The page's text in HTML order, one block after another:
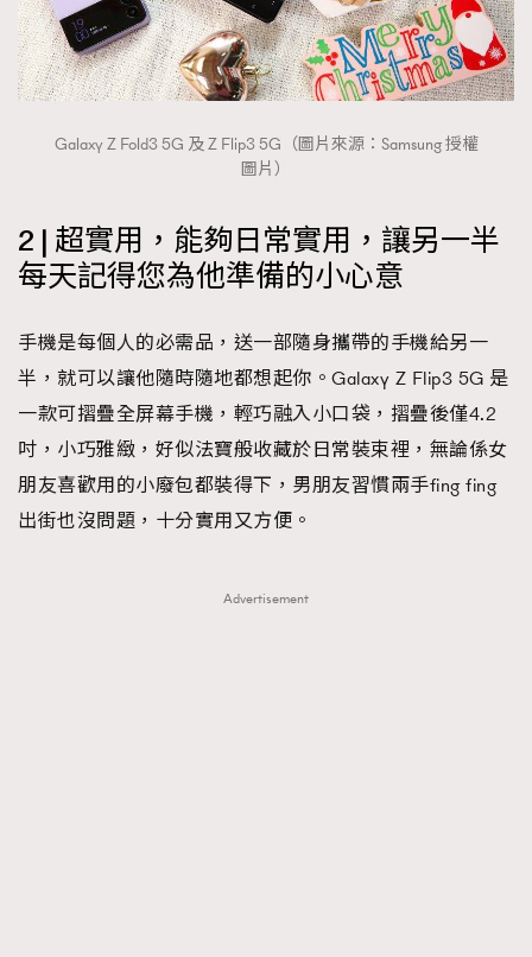
Galaxy Z Fold3 5G 及 Z Flip3 5G（圖片來源：Samsung 授權
圖片）
2 | 超實用，能夠日常實用，讓另一半
每天記得您為他準備的小心意
手機是每個人的必需品，送一部隨身攜帶的手機給另一
半，就可以讓他隨時隨地都想起你。Galaxy Z Flip3 5G 是
一款可摺疊全屏幕手機，輕巧融入小口袋，摺疊後僅4.2
吋，小巧雅緻，好似法寶般收藏於日常裝束裡，無論係女
朋友喜歡用的小廢包都裝得下，男朋友習慣兩手fing fing
出街也沒問題，十分實用又方便。
Advertisement